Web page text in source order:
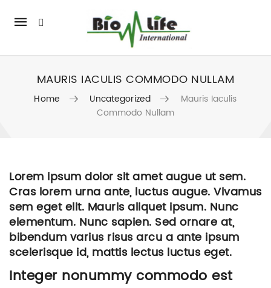
Mobile
MAURIS IACULIS COMMODO NULLAM
Home Uncategorized
Mauris Iaculis
Commodo Nullam
Skip to content
Lorem ipsum dolor sit amet augue ut sem.
Cras lorem urna ante, luctus augue. Vivamus
sem eget elit. Mauris aliquet ipsum. Nunc
elementum. Nunc sapien. Sed ornare at,
bibendum varius risus arcu a ante ipsum
scelerisque id, mattis lectus luctus eget.
Integer nonummy commodo est